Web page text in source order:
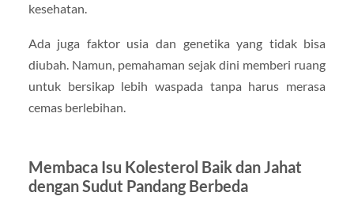
kesehatan.
Ada juga faktor usia dan genetika yang tidak bisa
diubah. Namun, pemahaman sejak dini memberi ruang
untuk bersikap lebih waspada tanpa harus merasa
cemas berlebihan.
Membaca Isu Kolesterol Baik dan Jahat
dengan Sudut Pandang Berbeda